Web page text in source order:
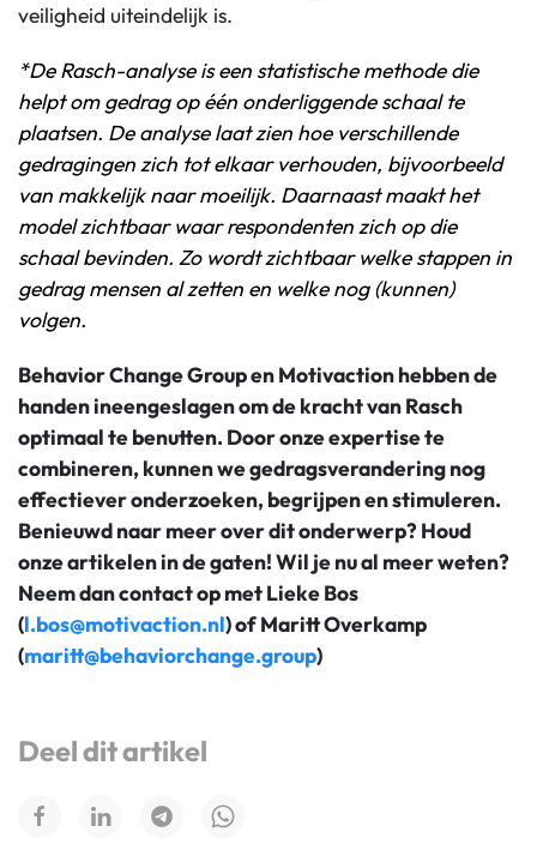
veiligheid uiteindelijk is.
*De Rasch-analyse is een statistische methode die
helpt om gedrag op één onderliggende schaal te
plaatsen. De analyse laat zien hoe verschillende
gedragingen zich tot elkaar verhouden, bijvoorbeeld
van makkelijk naar moeilijk. Daarnaast maakt het
model zichtbaar waar respondenten zich op die
schaal bevinden. Zo wordt zichtbaar welke stappen in
gedrag mensen al zetten en welke nog (kunnen)
volgen.
Behavior Change Group en Motivaction hebben de
handen ineengeslagen om de kracht van Rasch
optimaal te benutten. Door onze expertise te
combineren, kunnen we gedragsverandering nog
effectiever onderzoeken, begrijpen en stimuleren.
Benieuwd naar meer over dit onderwerp? Houd
onze artikelen in de gaten! Wil je nu al meer weten?
Neem dan contact op met Lieke Bos
(l.bos@motivaction.nl) of Maritt Overkamp
(maritt@behaviorchange.group)
Deel dit artikel